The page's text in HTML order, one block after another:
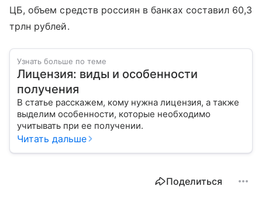
ЦБ, объем средств россиян в банках составил 60,3
трлн рублей.
Узнать больше по теме
Лицензия: виды и особенности
получения
В статье расскажем, кому нужна лицензия, а также
выделим особенности, которые необходимо
учитывать при ее получении.
Читать дальше
Поделиться